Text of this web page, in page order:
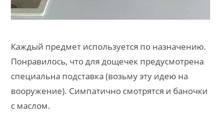
Каждый предмет используется по назначению.
Понравилось, что для дощечек предусмотрена
специальна подставка (возьму эту идею на
вооружение). Симпатично смотрятся и баночки
с маслом.